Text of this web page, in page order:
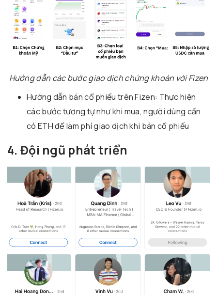
Hướng dẫn các bước giao dịch chứng khoán với Fizen
Hướng dẫn bán cổ phiếu trên Fizen: Thực hiện
các bước tương tự như khi mua, người dùng cần
có ETH để làm phí giao dịch khi bán cổ phiếu
4. Đội ngũ phát triển